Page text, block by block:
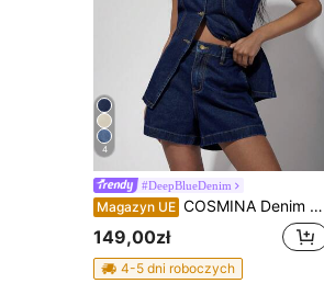
4
#DeepBlueDenim
Magazyn UE COSMINA Denim Damska jednorzędowa kamizelka dżinsowa i szorty, casualowy garnitur
149,00zł
4-5 dni roboczych